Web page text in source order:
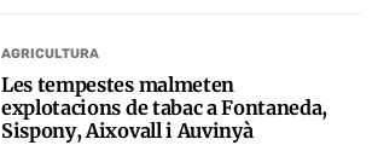
AGRICULTURA
Les tempestes malmeten
explotacions de tabac a Fontaneda,
Sispony, Aixovall i Auvinyà